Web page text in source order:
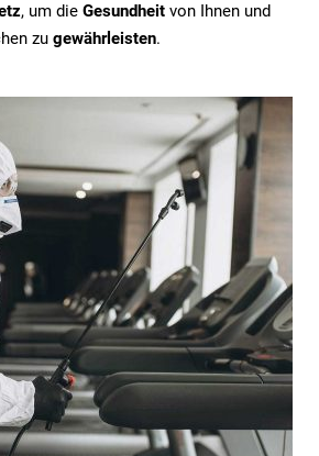
, um die Gesundheit von Ihnen und
zu gewährleisten.